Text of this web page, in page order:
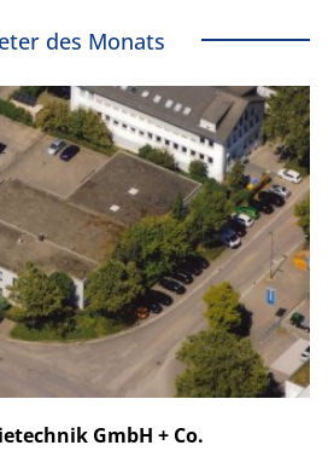
des Monats
GmbH + Co.